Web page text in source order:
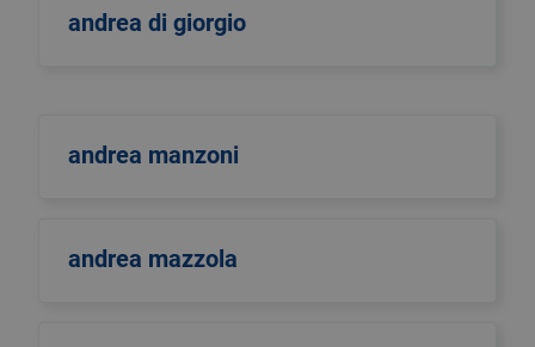
andrea di giorgio
andrea manzoni
andrea mazzola